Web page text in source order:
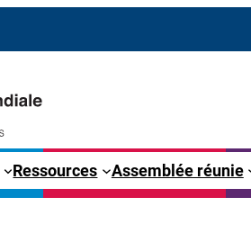
Ressources Assemblée réunie